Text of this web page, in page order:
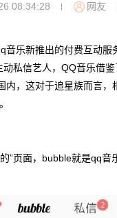
08:34:28 | 网友
乐新推出的付费互动
私信艺人，QQ音乐借
，这对于追星族而言
”页面，bubble就是qq